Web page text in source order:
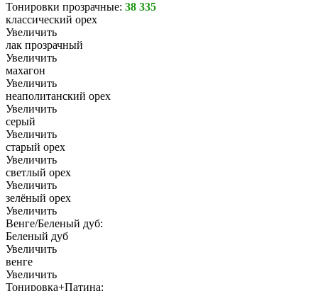
Тонировки прозрачные: 38 335
классический орех
Увеличить
лак прозрачный
Увеличить
махагон
Увеличить
неаполитанский орех
Увеличить
серый
Увеличить
старый орех
Увеличить
светлый орех
Увеличить
зелёный орех
Увеличить
Венге/Беленый дуб:
Беленый дуб
Увеличить
венге
Увеличить
Тонировка+Патина: